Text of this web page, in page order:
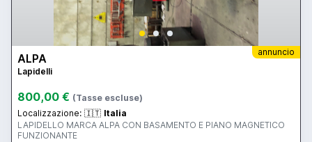
annuncio
ALPA
Lapidelli
800,00 € (Tasse escluse)
Localizzazione: 🇮🇹 Italia
LAPIDELLO MARCA ALPA CON BASAMENTO E PIANO MAGNETICO
FUNZIONANTE